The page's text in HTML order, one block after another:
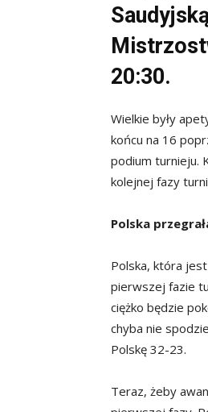
20:30.
Wielkie były
końcu na 16
podium turnieju.
kolejnej fazy
Polska
Polska, która
pierwszej fazie
ciężko będzie
chyba nie
Polskę 32-23.
Teraz, żeby